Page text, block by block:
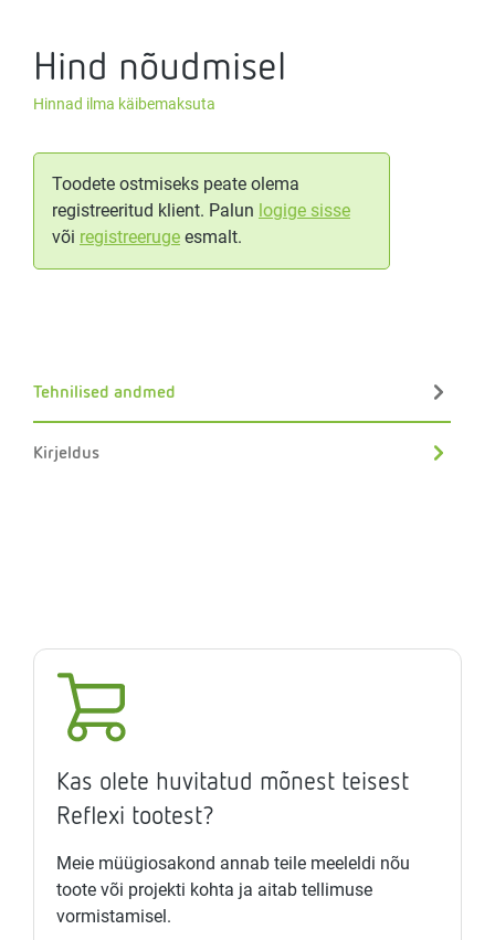
Hind nõudmisel
Hinnad ilma käibemaksuta
Toodete ostmiseks peate olema
registreeritud klient. Palun logige sisse
või registreeruge esmalt.
Tehnilised andmed
Kirjeldus
Kas olete huvitatud mõnest teisest
Reflexi tootest?
Meie müügiosakond annab teile meeleldi nõu
toote või projekti kohta ja aitab tellimuse
vormistamisel.